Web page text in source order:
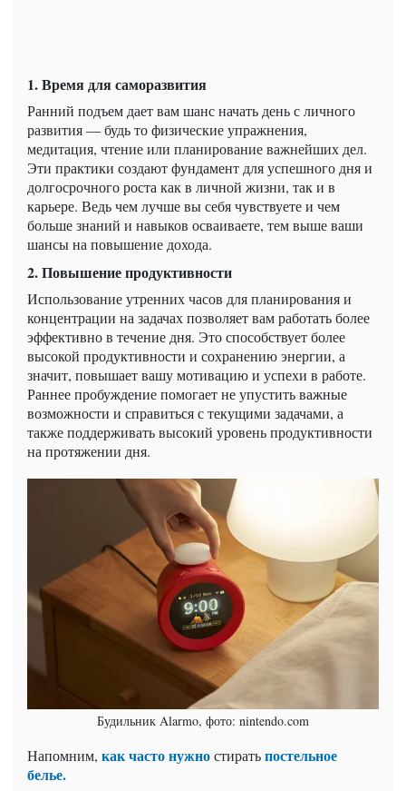
1. Время для саморазвития
Ранний подъем дает вам шанс начать день с личного
развития — будь то физические упражнения,
медитация, чтение или планирование важнейших дел.
Эти практики создают фундамент для успешного дня и
долгосрочного роста как в личной жизни, так и в
карьере. Ведь чем лучше вы себя чувствуете и чем
больше знаний и навыков осваиваете, тем выше ваши
шансы на повышение дохода.
2. Повышение продуктивности
Использование утренних часов для планирования и
концентрации на задачах позволяет вам работать более
эффективно в течение дня. Это способствует более
высокой продуктивности и сохранению энергии, а
значит, повышает вашу мотивацию и успехи в работе.
Раннее пробуждение помогает не упустить важные
возможности и справиться с текущими задачами, а
также поддерживать высокий уровень продуктивности
на протяжении дня.
Будильник Alarmo, фото: nintendo.com
Напомним, как часто нужностиратьпостельное
белье.